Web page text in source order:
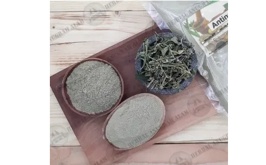
aslinya
adalah:
Rp30,000.00.
saat
ini
adalah:
Rp25,000.00.